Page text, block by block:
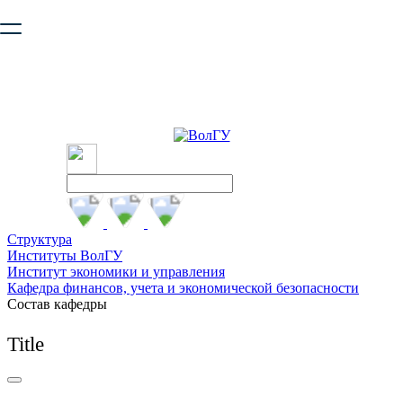
безопасную работу с сайтом. Пожалуйста
Структура
Институты ВолГУ
Институт экономики и управления
Кафедра финансов, учета и экономической безопасности
Состав кафедры
Title